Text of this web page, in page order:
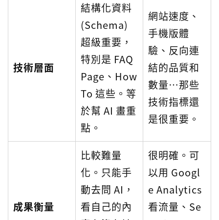
技術層面
結構化資料
(Schema)
超級重要，
特別是 FAQ
Page、How
To 這些。等
於幫 AI 畫重
點。
網站速度、
手機版體
驗、反向連
結的品質和
數量…那些
技術指標還
是很重要。
成果衡量
比較難量
化。只能手
動去問 AI，
看自己的內
很明確。可
以用 Googl
e Analytics
看流量、Se